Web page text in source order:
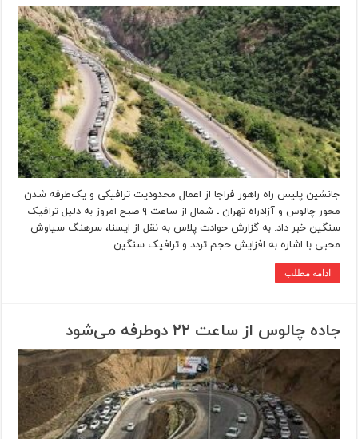
جانشین پلیس راه راهور فراجا از اعمال محدودیت ترافیکی و یک‌طرفه شدن
محور چالوس و آزادراه تهران ـ شمال از ساعت ۹ صبح امروز به دلیل ترافیک
سنگین خبر داد. به گزارش حوادث پلاس به نقل از ایسنا، سرهنگ سیاوش
محبی با اشاره به افزایش حجم تردد و ترافیک سنگین …
ادامه مطلب
جاده چالوس از ساعت ۲۲ دوطرفه می‌شود